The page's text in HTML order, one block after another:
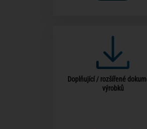
Doplňující / rozšířené
výrobků